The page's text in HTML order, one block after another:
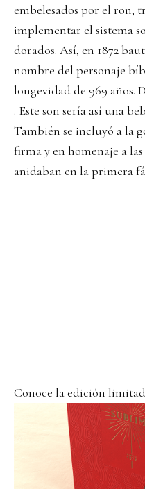
embelesados por el ron,
implementar el sistema
dorados. Así, en 1872
nombre del personaje
longevidad de 969 años.
. Este son sería así una
También se incluyó a la
firma y en homenaje a
anidaban en la primera
Conoce la edición